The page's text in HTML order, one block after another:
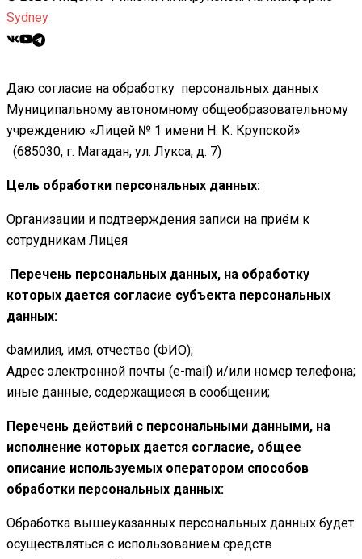
Sydney
Даю согласие на обработку персональных данных
Муниципальному автономному общеобразовательному
учреждению «Лицей № 1 имени Н. К. Крупской»
(685030, г. Магадан, ул. Лукса, д. 7)
Цель обработки персональных данных:
Организации и подтверждения записи на приём к
сотрудникам Лицея
Перечень персональных данных, на обработку
которых дается согласие субъекта персональных
данных:
Фамилия, имя, отчество (ФИО);
Адрес электронной почты (e-mail) и/или номер телефона;
иные данные, содержащиеся в сообщении;
Перечень действий с персональными данными, на
исполнение которых дается согласие, общее
описание используемых оператором способов
обработки персональных данных:
Обработка вышеуказанных персональных данных будет
осуществляться с использованием средств